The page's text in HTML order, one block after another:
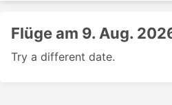
Flüge am 9. Aug.
Try a different date.